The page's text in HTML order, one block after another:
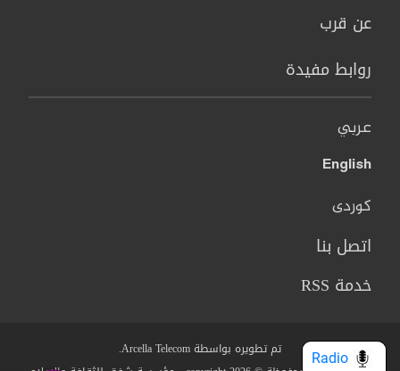
عن قرب
روابط مفيدة
عربي
English
کوردی
اتصل بنا
خدمة RSS
تم تطويره بواسطة Arcella Telecom.
Radio